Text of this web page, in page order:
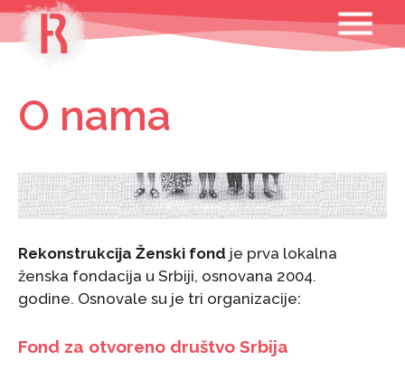
Skip
content
MENU
O nama
Rekonstrukcija Ženski fond je prva lokalna
ženska fondacija u Srbiji, osnovana 2004.
godine. Osnovale su je tri organizacije:
Fond za otvoreno društvo Srbija